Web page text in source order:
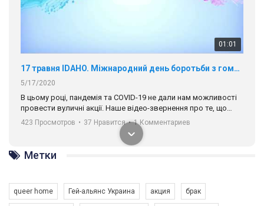
01:01
17 травня IDAHO. Міжнародний день боротьби з гомофобією трансфобією і біфобія.
5/17/2020
В цьому році, пандемія та COVІD-19 не дали нам можливості
провести вуличні акції. Наше відео-звернення про те, що
навіть коли ми у різних містах та не можемо зустрінеться, ми
разом. Ми закликаємо всіх хто поділяє цінності рівності та
солідарності, приєднатися до нас. Регіональні підрозділи
ГАУ є в 16 областях України.
Разом наш голос лунає гучніше!
423 Просмотров • 37 Нравится • 1 Комментариев
Метки
queer home Гей-альянс Украина акция брак